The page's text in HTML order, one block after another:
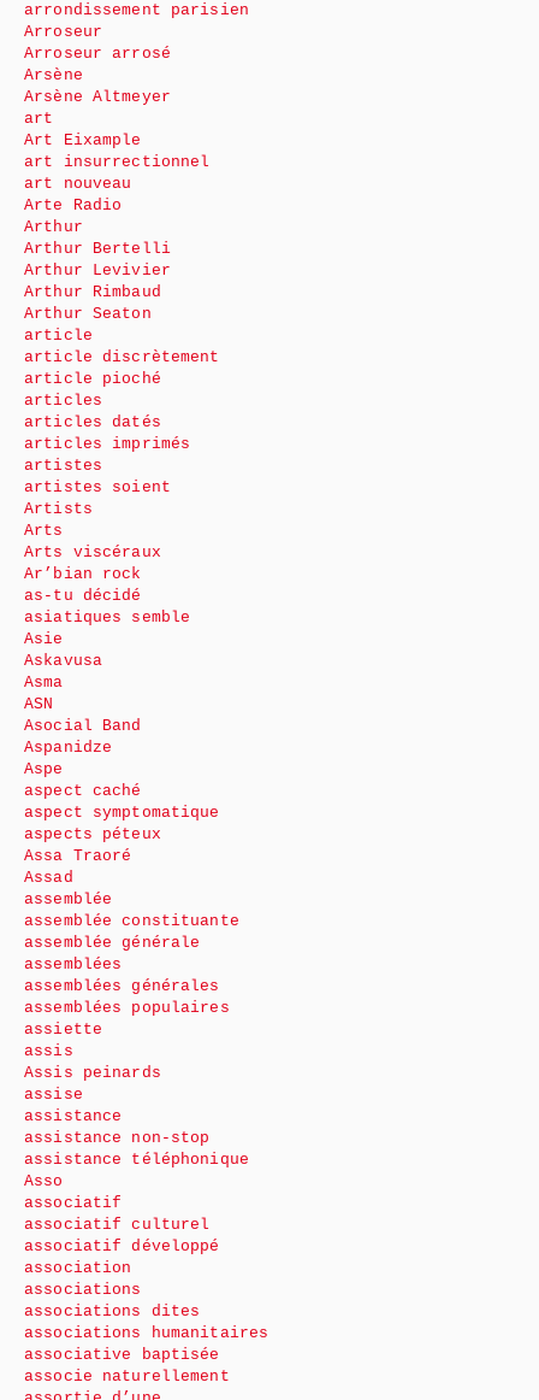
arrondissement parisien
Arroseur
Arroseur arrosé
Arsène
Arsène Altmeyer
art
Art Eixample
art insurrectionnel
art nouveau
Arte Radio
Arthur
Arthur Bertelli
Arthur Levivier
Arthur Rimbaud
Arthur Seaton
article
article discrètement
article pioché
articles
articles datés
articles imprimés
artistes
artistes soient
Artists
Arts
Arts viscéraux
Ar’bian rock
as-tu décidé
asiatiques semble
Asie
Askavusa
Asma
ASN
Asocial Band
Aspanidze
Aspe
aspect caché
aspect symptomatique
aspects péteux
Assa Traoré
Assad
assemblée
assemblée constituante
assemblée générale
assemblées
assemblées générales
assemblées populaires
assiette
assis
Assis peinards
assise
assistance
assistance non-stop
assistance téléphonique
Asso
associatif
associatif culturel
associatif développé
association
associations
associations dites
associations humanitaires
associative baptisée
associe naturellement